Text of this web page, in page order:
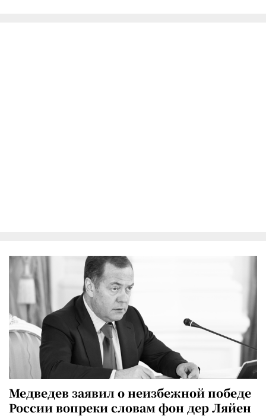
Медведев заявил о неизбежной победе
России вопреки словам фон дер Ляйен